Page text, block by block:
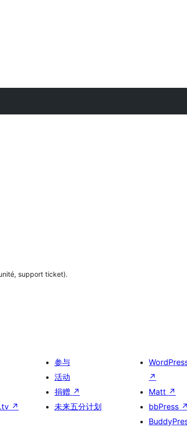
support ticket).
↗
参与
活动
捐赠 ↗
未来五分计划
↗
Matt ↗
bbPress ↗